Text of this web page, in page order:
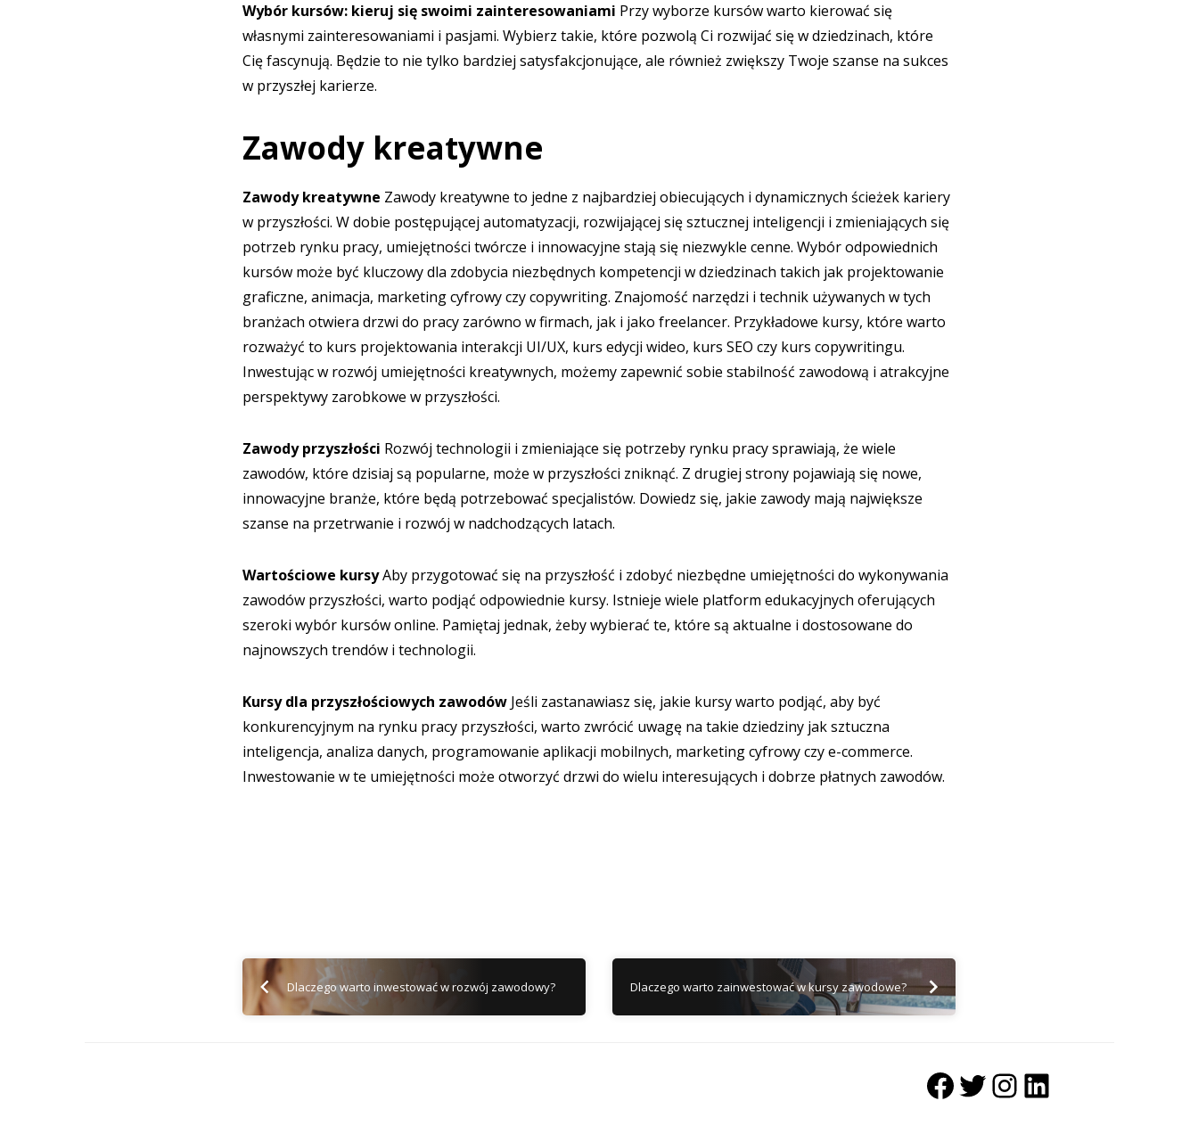
Wybór kursów: kieruj się swoimi zainteresowaniami Przy wyborze kursów warto kierować się
własnymi zainteresowaniami i pasjami. Wybierz takie, które pozwolą Ci rozwijać się w dziedzinach, które
Cię fascynują. Będzie to nie tylko bardziej satysfakcjonujące, ale również zwiększy Twoje szanse na sukces
w przyszłej karierze.
Zawody kreatywne
Zawody kreatywne Zawody kreatywne to jedne z najbardziej obiecujących i dynamicznych ścieżek kariery
w przyszłości. W dobie postępującej automatyzacji, rozwijającej się sztucznej inteligencji i zmieniających się
potrzeb rynku pracy, umiejętności twórcze i innowacyjne stają się niezwykle cenne. Wybór odpowiednich
kursów może być kluczowy dla zdobycia niezbędnych kompetencji w dziedzinach takich jak projektowanie
graficzne, animacja, marketing cyfrowy czy copywriting. Znajomość narzędzi i technik używanych w tych
branżach otwiera drzwi do pracy zarówno w firmach, jak i jako freelancer. Przykładowe kursy, które warto
rozważyć to kurs projektowania interakcji UI/UX, kurs edycji wideo, kurs SEO czy kurs copywritingu.
Inwestując w rozwój umiejętności kreatywnych, możemy zapewnić sobie stabilność zawodową i atrakcyjne
perspektywy zarobkowe w przyszłości.
Zawody przyszłości Rozwój technologii i zmieniające się potrzeby rynku pracy sprawiają, że wiele
zawodów, które dzisiaj są popularne, może w przyszłości zniknąć. Z drugiej strony pojawiają się nowe,
innowacyjne branże, które będą potrzebować specjalistów. Dowiedz się, jakie zawody mają największe
szanse na przetrwanie i rozwój w nadchodzących latach.
Wartościowe kursyAby przygotować się na przyszłość i zdobyć niezbędne umiejętności do wykonywania
zawodów przyszłości, warto podjąć odpowiednie kursy. Istnieje wiele platform edukacyjnych oferujących
szeroki wybór kursów online. Pamiętaj jednak, żeby wybierać te, które są aktualne i dostosowane do
najnowszych trendów i technologii.
Kursy dla przyszłościowych zawodów Jeśli zastanawiasz się, jakie kursy warto podjąć, aby być
konkurencyjnym na rynku pracy przyszłości, warto zwrócić uwagę na takie dziedziny jak sztuczna
inteligencja, analiza danych, programowanie aplikacji mobilnych, marketing cyfrowy czy e-commerce.
Inwestowanie w te umiejętności może otworzyć drzwi do wielu interesujących i dobrze płatnych zawodów.
Dlaczego warto inwestować w rozwój zawodowy? Dlaczego warto zainwestować w kursy zawodowe?
Facebook
Twitter
Instagram
LinkedIn